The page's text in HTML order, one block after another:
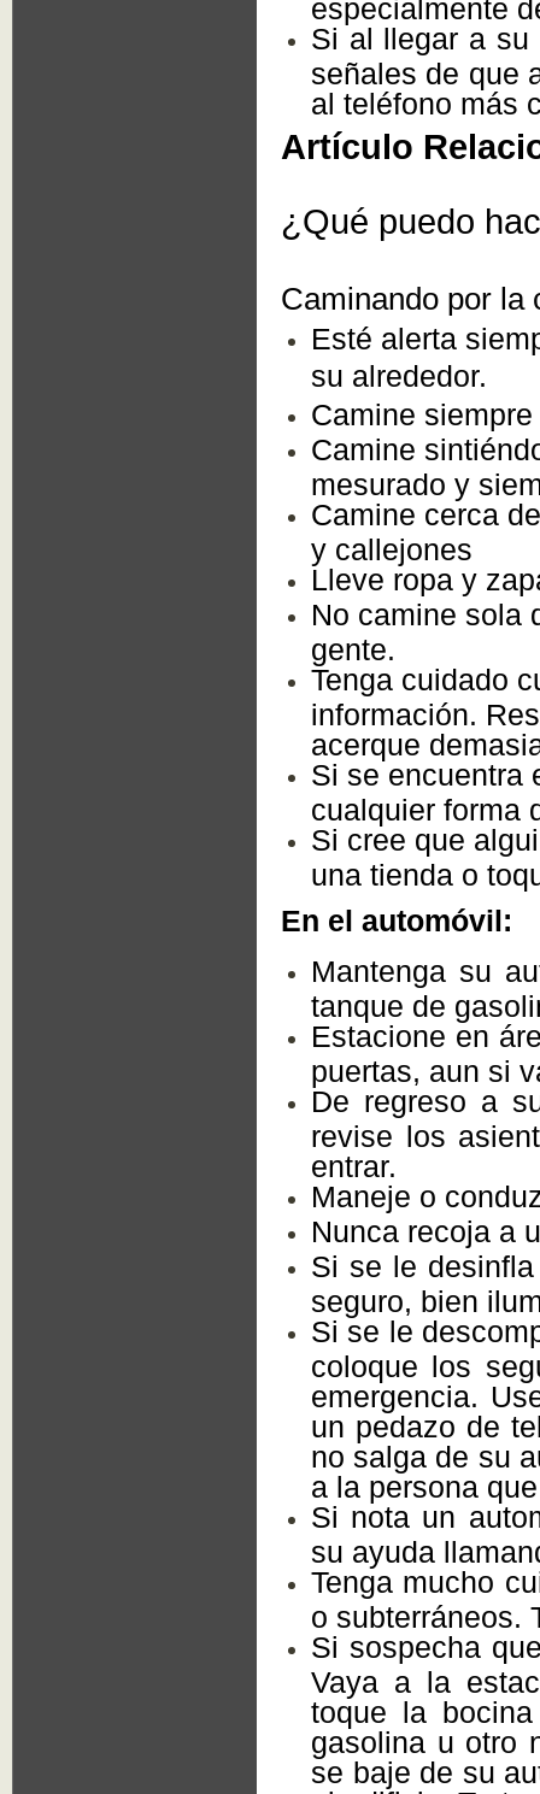
especialmente
Si al llegar a su
señales de que
al teléfono más
Artículo
¿Qué puedo
Caminando por la
Esté alerta
su alrededor.
Camine
Camine
mesurado y
Camine cerca
y callejones
Lleve ropa y
No camine sola
gente.
Tenga cuidado
información.
acerque
Si se encuentra
cualquier forma
Si cree que
una tienda o
En el automóvil:
Mantenga su
tanque de
Estacione en
puertas, aun si
De regreso a
revise los
entrar.
Maneje o
Nunca recoja a
Si se le
seguro, bien
Si se le
coloque los
emergencia.
un pedazo de
no salga de su
a la persona
Si nota un
su ayuda
Tenga mucho
o subterráneos.
Si sospecha
Vaya a la
toque la
gasolina u otro
se baje de su